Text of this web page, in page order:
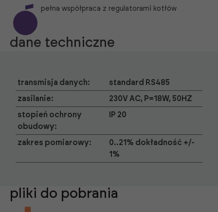
pełna współpraca z regulatorami kotłów
dane techniczne
transmisja danych: standard RS485
zasilanie: 230V AC, P=18W, 50HZ
stopień ochrony
obudowy:
IP 20
zakres pomiarowy:
0..21% dokładność +/-
1%
pliki do pobrania